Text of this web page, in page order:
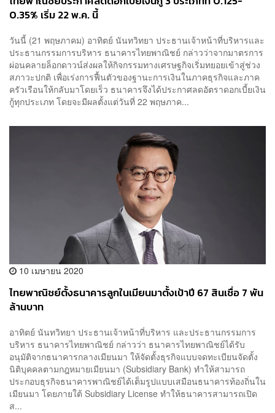
0.35% เริ่ม 22 พ.ค. นี้
วันนี้ (21 พฤษภาคม) อาทิตย์ นันทวิทยา ประธานเจ้าหน้าที่บริหารและ
ประธานกรรมการบริหาร ธนาคารไทยพาณิชย์ กล่าวว่าจากมาตรการ
ผ่อนคลายล็อกดาวน์ส่งผลให้กิจกรรมทางเศรษฐกิจเริ่มทยอยเข้าสู่ช่วง
สภาวะปกติ เพื่อเร่งการฟื้นตัวของฐานะการเงินในภาคธุรกิจและภาค
ครัวเรือนให้กลับมาโดยเร็ว ธนาคารจึงได้ประกาศลดอัตราดอกเบี้ยเงิน
กู้ทุกประเภท โดยจะมีผลตั้งแต่วันที่ 22 พฤษภาค...
10 เมษายน 2020
ไทยพาณิชย์ตั้งธนาคารลูกในเมียนมาตั้งเป้าปี 67 สินเชื่อ 7 พัน
ล้านบาท
อาทิตย์ นันทวิทยา ประธานเจ้าหน้าที่บริหาร และประธานกรรมการ
บริหาร ธนาคารไทยพาณิชย์ กล่าวว่า ธนาคารไทยพาณิชย์ได้รับ
อนุมัติจากธนาคารกลางเมียนมา ให้จัดตั้งธุรกิจแบบจดทะเบียนจัดตั้ง
นิติบุคคลตามกฎหมายเมียนมา (Subsidiary Bank) ทำให้สามารถ
ประกอบธุรกิจธนาคารพาณิชย์ได้เต็มรูปแบบเสมือนธนาคารท้องถิ่นใน
เมียนมา โดยภายใต้ Subsidiary License ทำให้ธนาคารสามารถเปิด
ส...